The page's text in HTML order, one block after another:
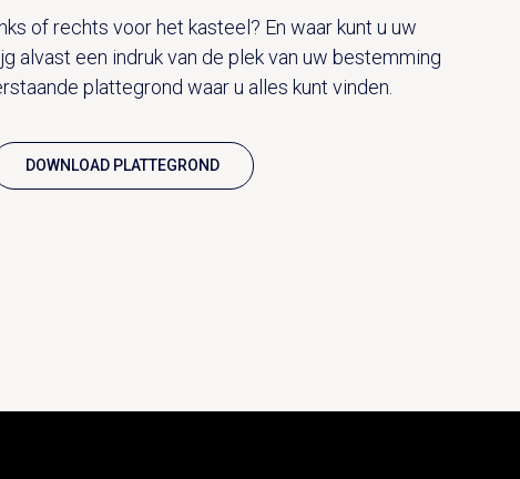
of rechts voor het kasteel? En waar kunt u uw
alvast een indruk van de plek van uw bestemming
plattegrond waar u alles kunt vinden.
DOWNLOAD PLATTEGROND